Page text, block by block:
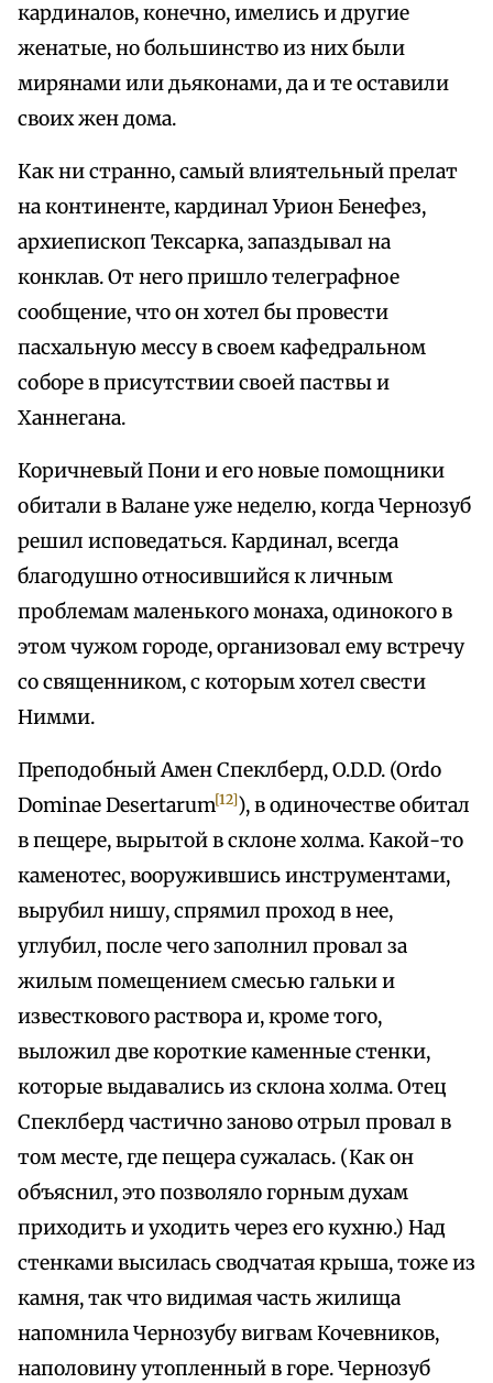
кардиналов, конечно, имелись и другие
женатые, но большинство из них были
мирянами или дьяконами, да и те оставили
своих жен дома.
Как ни странно, самый влиятельный прелат
на континенте, кардинал Урион Бенефез,
архиепископ Тексарка, запаздывал на
конклав. От него пришло телеграфное
сообщение, что он хотел бы провести
пасхальную мессу в своем кафедральном
соборе в присутствии своей паствы и
Ханнегана.
Коричневый Пони и его новые помощники
обитали в Валане уже неделю, когда Чернозуб
решил исповедаться. Кардинал, всегда
благодушно относившийся к личным
проблемам маленького монаха, одинокого в
этом чужом городе, организовал ему встречу
со священником, с которым хотел свести
Нимми.
Преподобный Амен Спеклберд, O.D.D. (Ordo
Dominae Desertarum[12]), в одиночестве обитал
в пещере, вырытой в склоне холма. Какой-то
каменотес, вооружившись инструментами,
вырубил нишу, спрямил проход в нее,
углубил, после чего заполнил провал за
жилым помещением смесью гальки и
известкового раствора и, кроме того,
выложил две короткие каменные стенки,
которые выдавались из склона холма. Отец
Спеклберд частично заново отрыл провал в
том месте, где пещера сужалась. (Как он
объяснил, это позволяло горным духам
приходить и уходить через его кухню.) Над
стенками высилась сводчатая крыша, тоже из
камня, так что видимая часть жилища
напомнила Чернозубу вигвам Кочевников,
наполовину утопленный в горе. Чернозуб